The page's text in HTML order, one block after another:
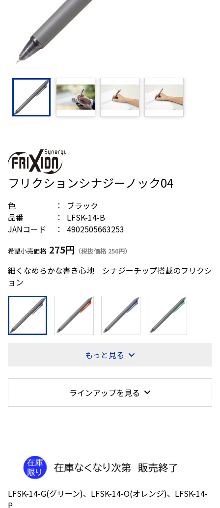
フリクションシナジーノック04
色
ブラック
品番
LFSK-14-B
JANコード
4902505663253
希望小売価格 275円 （税抜価格 250円）
細くなめらかな書き心地 シナジーチップ搭載のフリクシ
ョン
もっと見る
ラインアップを見る
LFSK-14-G(グリーン)、LFSK-14-O(オレンジ)、LFSK-14-
P